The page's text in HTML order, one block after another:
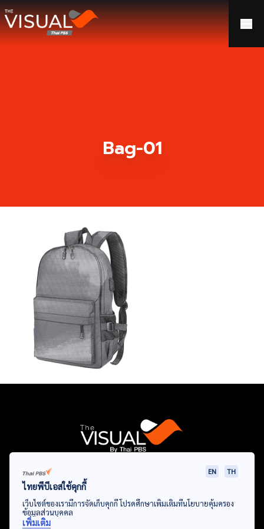
ข้ามไปยังเนื้อหา
Bag-01
Data VizArticles Topics
ไทยพีบีเอสใช้คุกกี้
EN TH
เว็บไซต์ของเรามีการจัดเก็บคุกกี้ โปรดศึกษาเพิ่มเติมที่นโยบายคุ้มครอง
ข้อมูลส่วนบุคคล
เพิ่มเติม